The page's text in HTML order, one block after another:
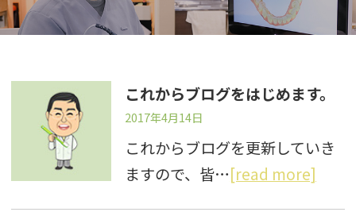
これからブログをはじめます。
2017年4月14日
これからブログを更新していき
ますので、皆…[read more]